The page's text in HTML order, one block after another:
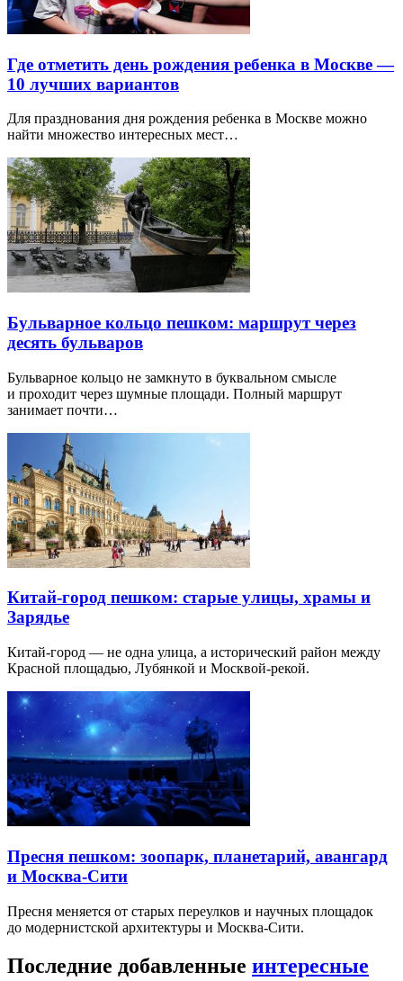
Где отметить день рождения ребенка в Москве —
10 лучших вариантов
Для празднования дня рождения ребенка в Москве можно
найти множество интересных мест…
Бульварное кольцо пешком: маршрут через
десять бульваров
Бульварное кольцо не замкнуто в буквальном смысле
и проходит через шумные площади. Полный маршрут
занимает почти…
Китай-город пешком: старые улицы, храмы и
Зарядье
Китай-город — не одна улица, а исторический район между
Красной площадью, Лубянкой и Москвой-рекой.
Пресня пешком: зоопарк, планетарий, авангард
и Москва-Сити
Пресня меняется от старых переулков и научных площадок
до модернистской архитектуры и Москва-Сити.
Последние добавленные интересные